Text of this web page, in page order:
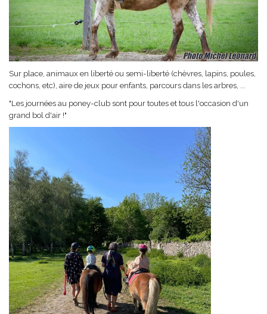
Sur place, animaux en liberté ou semi-liberté (chèvres, lapins, poules,
cochons, etc), aire de jeux pour enfants, parcours dans les arbres, ...
"Les journées au poney-club sont pour toutes et tous l'occasion d'un
grand bol d'air !"